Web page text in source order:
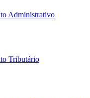
Administrativo
Tributário